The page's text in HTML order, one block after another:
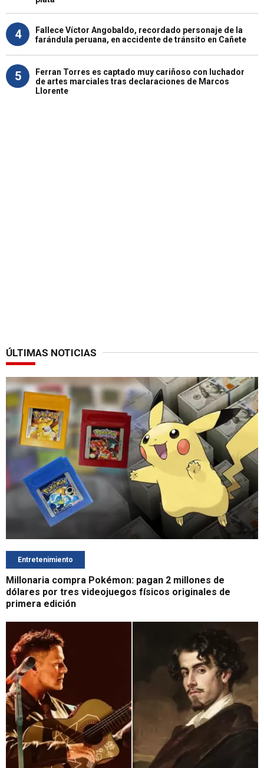
4
Fallece Víctor Angobaldo, recordado personaje de la
farándula peruana, en accidente de tránsito en Cañete
5
Ferran Torres es captado muy cariñoso con luchador
de artes marciales tras declaraciones de Marcos
Llorente
ÚLTIMAS NOTICIAS
Entretenimiento
Millonaria compra Pokémon: pagan 2 millones de
dólares por tres videojuegos físicos originales de
primera edición